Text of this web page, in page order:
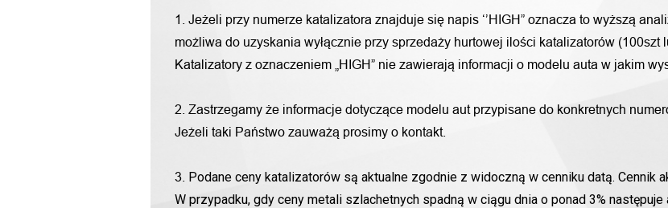
1. Jeżeli przy numerze katalizatora znajduje się napis ‘’HIGH” oznacza to wyższą
możliwa do uzyskania wyłącznie przy sprzedaży hurtowej ilości katalizatorów (100szt
Katalizatory z oznaczeniem „HIGH” nie zawierają informacji o modelu auta w jakim
2. Zastrzegamy że informacje dotyczące modelu aut przypisane do konkretnych
Jeżeli taki Państwo zauważą prosimy o kontakt.
3. Podane ceny katalizatorów są aktualne zgodnie z widoczną w cenniku datą. Cennik
W przypadku, gdy ceny metali szlachetnych spadną w ciągu dnia o ponad 3%